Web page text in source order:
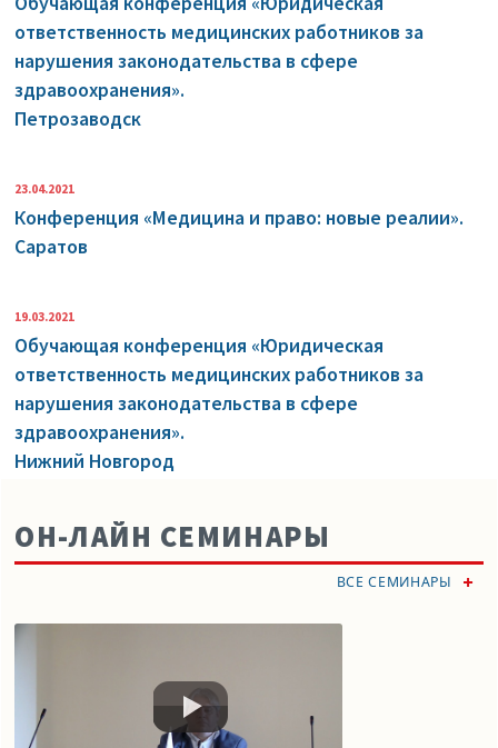
ответственность медицинских работников за
нарушения законодательства в сфере
здравоохранения».
Петрозаводск
23.04.2021
Конференция «Медицина и право: новые реалии».
Саратов
19.03.2021
Обучающая конференция «Юридическая
ответственность медицинских работников за
нарушения законодательства в сфере
здравоохранения».
Нижний Новгород
ОН-ЛАЙН СЕМИНАРЫ
ВСЕ СЕМИНАРЫ